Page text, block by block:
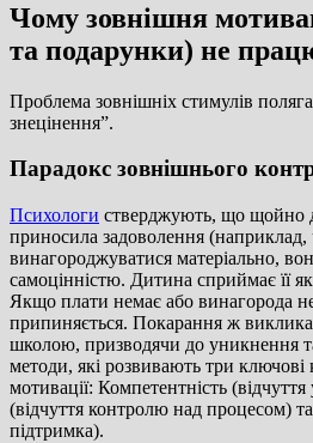
Чому зовнішня
та подарунки) не
Проблема зовнішніх стимулів
знецінення”.
Парадокс зовнішнього
Психологи стверджують, що щойно
приносила задоволення
винагороджуватися матеріально,
самоцінністю. Дитина сприймає її
Якщо плати немає або винагорода
припиняється. Покарання ж викликає
школою, призводячи до уникнення
методи, які розвивають три
мотивації: Компетентність
(відчуття контролю над процесом)
підтримка).